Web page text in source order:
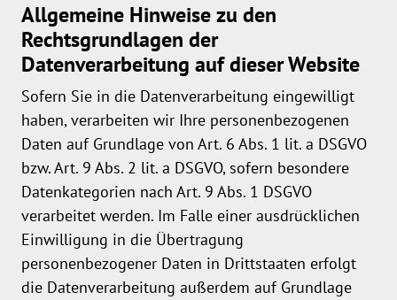
Allgemeine Hinweise zu den
Rechtsgrundlagen der
Datenverarbeitung auf dieser Website
Sofern Sie in die Datenverarbeitung eingewilligt
haben, verarbeiten wir Ihre personenbezogenen
Daten auf Grundlage von Art. 6 Abs. 1 lit. a DSGVO
bzw. Art. 9 Abs. 2 lit. a DSGVO, sofern besondere
Datenkategorien nach Art. 9 Abs. 1 DSGVO
verarbeitet werden. Im Falle einer ausdrücklichen
Einwilligung in die Übertragung
personenbezogener Daten in Drittstaaten erfolgt
die Datenverarbeitung außerdem auf Grundlage